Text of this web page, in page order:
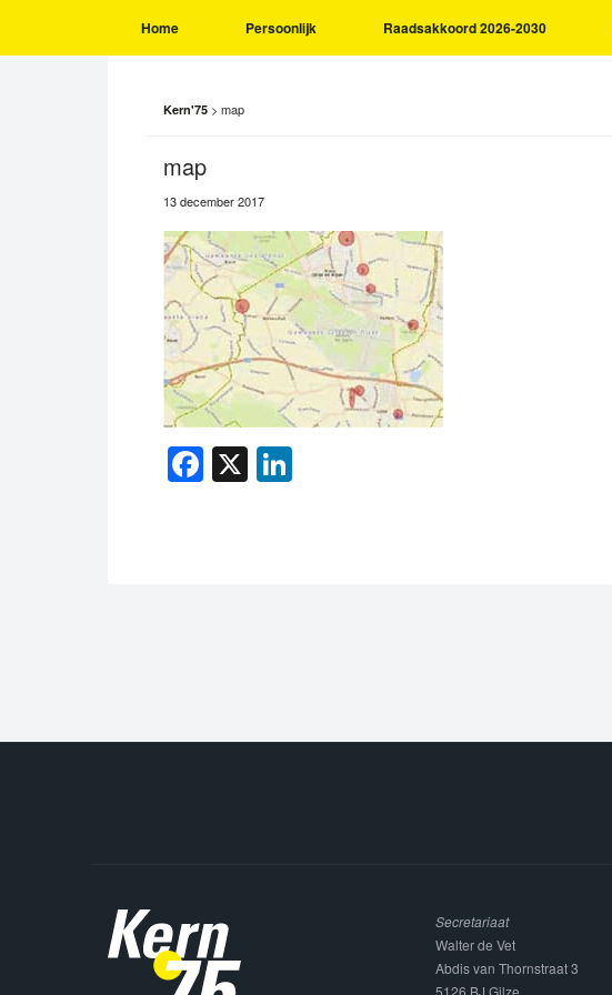
Home Persoonlijk Raadsakkoord 2026-2030
Kern'75 > map
map
13 december 2017
Facebook
X
Secretariaat
Walter de Vet
Abdis van Thornstraat 3
5126 BJ Gilze